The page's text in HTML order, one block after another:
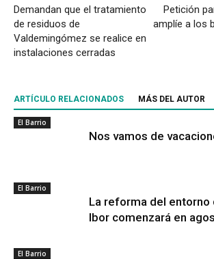
Demandan que el tratamiento
de residuos de
Valdemingómez se realice en
instalaciones cerradas
Petición
amplíe a los
ARTÍCULO RELACIONADOS MÁS DEL AUTOR
El Barrio
Nos vamos de
El Barrio
La reforma del entorno
Ibor comenzará en
El Barrio